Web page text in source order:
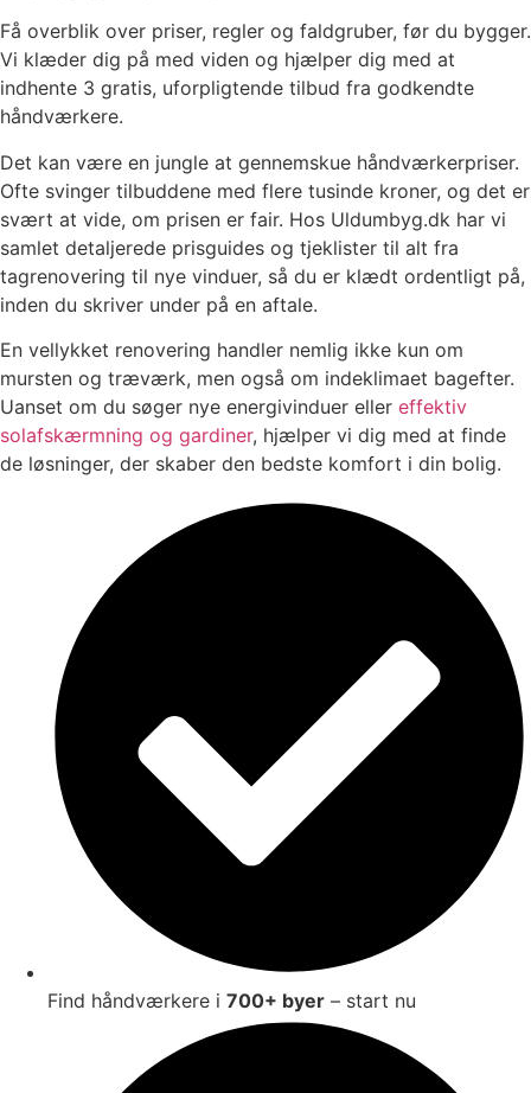
Få overblik over priser, regler og faldgruber, før du bygger.
Vi klæder dig på med viden og hjælper dig med at
indhente 3 gratis, uforpligtende tilbud fra godkendte
håndværkere.
Det kan være en jungle at gennemskue håndværkerpriser.
Ofte svinger tilbuddene med flere tusinde kroner, og det er
svært at vide, om prisen er fair. Hos Uldumbyg.dk har vi
samlet detaljerede prisguides og tjeklister til alt fra
tagrenovering til nye vinduer, så du er klædt ordentligt på,
inden du skriver under på en aftale.
En vellykket renovering handler nemlig ikke kun om
mursten og træværk, men også om indeklimaet bagefter.
Uanset om du søger nye energivinduer eller effektiv
solafskærmning og gardiner, hjælper vi dig med at finde
de løsninger, der skaber den bedste komfort i din bolig.
Find håndværkere i 700+ byer – start nu